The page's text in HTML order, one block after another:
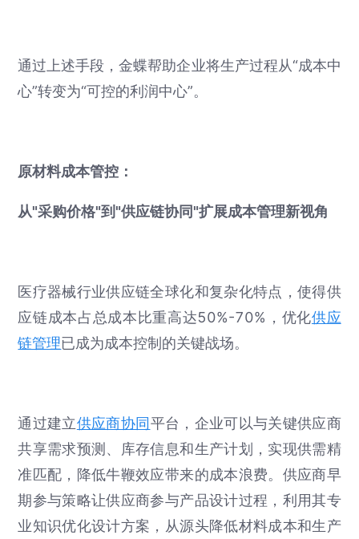
通过上述手段，金蝶帮助企业将生产过程从“成本中
心”转变为“可控的利润中心”。
原材料成本管控：
从"采购价格"到"供应链协同"扩展成本管理新视角
医疗器械行业供应链全球化和复杂化特点，使得供
应链成本占总成本比重高达50%-70%，优化供应
链管理已成为成本控制的关键战场。
通过建立供应商协同平台，企业可以与关键供应商
共享需求预测、库存信息和生产计划，实现供需精
准匹配，降低牛鞭效应带来的成本浪费。供应商早
期参与策略让供应商参与产品设计过程，利用其专
业知识优化设计方案，从源头降低材料成本和生产